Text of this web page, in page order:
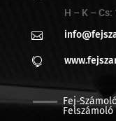
H – K –


Fej-
Felszámoló